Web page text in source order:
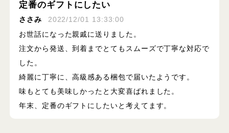
定番のギフトにしたい
ささみ
2022/12/01 13:33:00
お世話になった親戚に送りました。
注文から発送、到着までとてもスムーズで丁寧な対応で
した。
綺麗に丁寧に、高級感ある梱包で届いたようです。
味もとても美味しかったと大変喜ばれました。
年末、定番のギフトにしたいと考えてます。